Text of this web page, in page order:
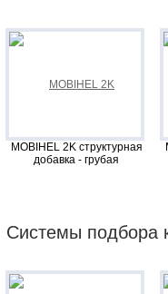
MOBIHEL 2K структурная
добавка - грубая
Cистемы подбора